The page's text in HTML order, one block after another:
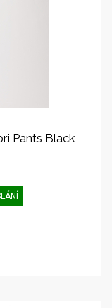
Pants Black